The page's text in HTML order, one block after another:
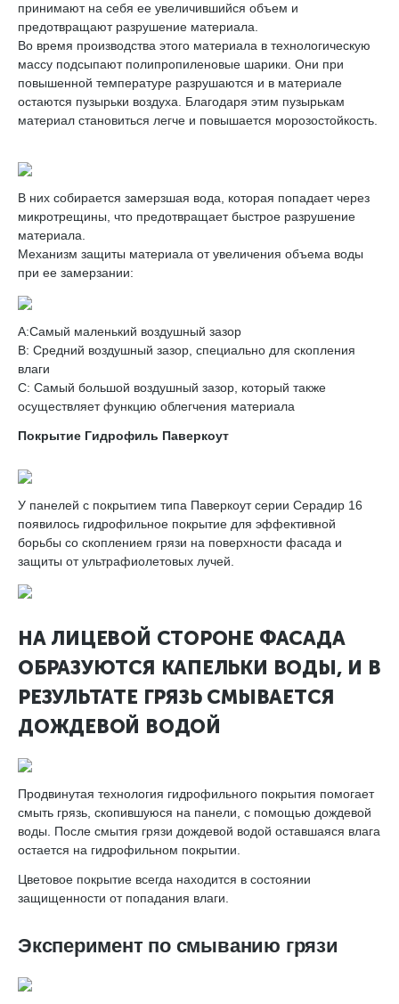
принимают на себя ее увеличившийся объем и
предотвращают разрушение материала.
Во время производства этого материала в технологическую
массу подсыпают полипропиленовые шарики. Они при
повышенной температуре разрушаются и в материале
остаются пузырьки воздуха. Благодаря этим пузырькам
материал становиться легче и повышается морозостойкость.
В них собирается замерзшая вода, которая попадает через
микротрещины, что предотвращает быстрое разрушение
материала.
Механизм защиты материала от увеличения объема воды
при ее замерзании:
A:Самый маленький воздушный зазор
B: Средний воздушный зазор, специально для скопления
влаги
C: Самый большой воздушный зазор, который также
осуществляет функцию облегчения материала
Покрытие Гидрофиль Паверкоут
У панелей с покрытием типа Паверкоут серии Серадир 16
появилось гидрофильное покрытие для эффективной
борьбы со скоплением грязи на поверхности фасада и
защиты от ультрафиолетовых лучей.
НА ЛИЦЕВОЙ СТОРОНЕ ФАСАДА
ОБРАЗУЮТСЯ КАПЕЛЬКИ ВОДЫ, И В
РЕЗУЛЬТАТЕ ГРЯЗЬ СМЫВАЕТСЯ
ДОЖДЕВОЙ ВОДОЙ
Продвинутая технология гидрофильного покрытия помогает
смыть грязь, скопившуюся на панели, с помощью дождевой
воды. После смытия грязи дождевой водой оставшаяся влага
остается на гидрофильном покрытии.
Цветовое покрытие всегда находится в состоянии
защищенности от попадания влаги.
Эксперимент по смыванию грязи